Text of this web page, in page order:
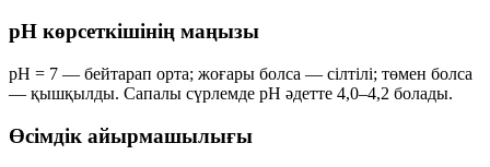
рН көрсеткішінің маңызы
рН = 7 — бейтарап орта; жоғары болса — сілтілі; төмен болса
— қышқылды. Сапалы сүрлемде рН әдетте 4,0–4,2 болады.
Өсімдік айырмашылығы